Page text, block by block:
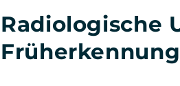
Radiologische